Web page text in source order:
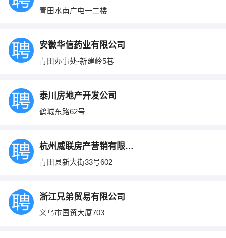
青田水南广电一二楼
安徽华信药业有限公司
青田办事处-新建岭5巷
泰川房地产开发公司
鹤城东路62号
杭州威联房产营销有限公司青田分公司
青田县新大街33号602
浙江兄弟贸易有限公司
义乌市国贸大厦703